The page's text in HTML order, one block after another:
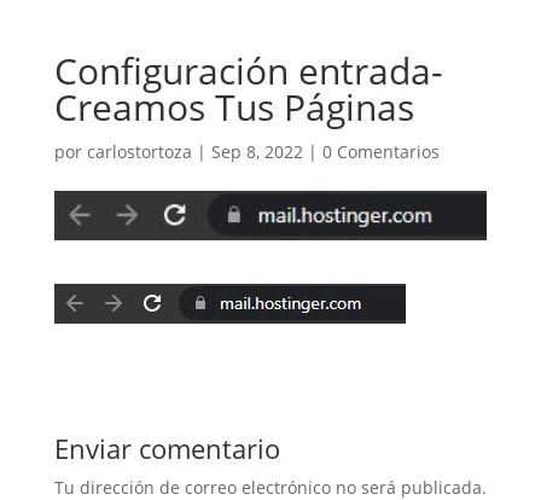
Configuración entrada-
Creamos Tus Páginas
por carlostortoza | Sep 8, 2022| 0 Comentarios
Enviar comentario
Tu dirección de correo electrónico no será publicada.